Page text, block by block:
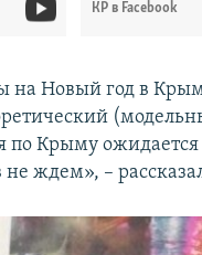
КР в Facebook
на Новый год в
по Крыму
не ждем», –